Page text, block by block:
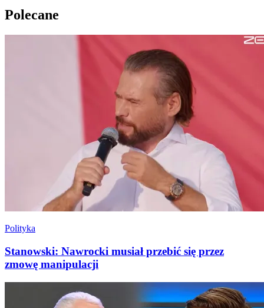
Polecane
Polityka
Stanowski: Nawrocki musiał przebić się przez
zmowę manipulacji